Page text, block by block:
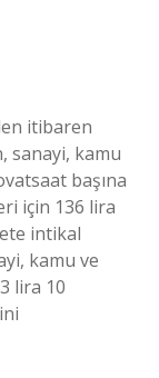
itibaren
sanayi, kamu
başına
için 136 lira
intikal
kamu ve
lira 10